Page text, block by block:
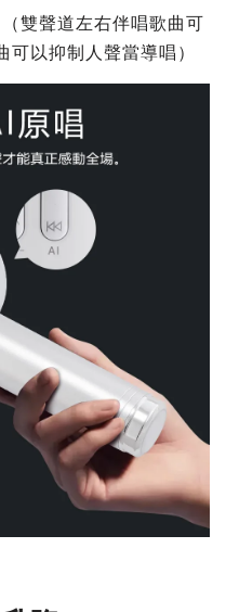
雙聲道左右伴唱歌曲可
可以抑制人聲當導唱）